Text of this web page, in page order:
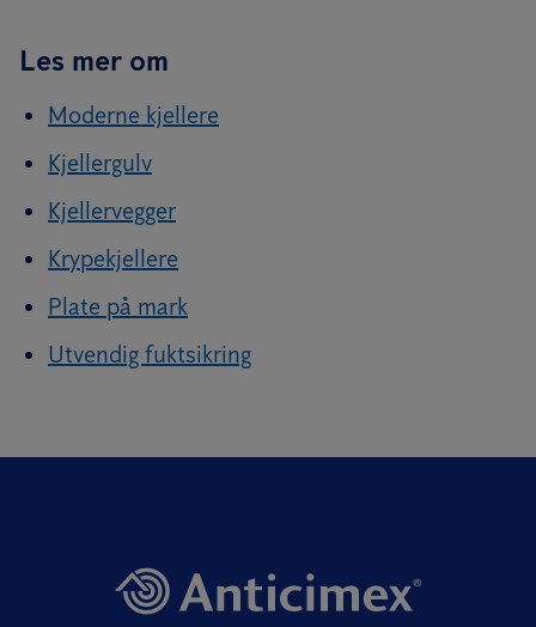
Les mer om
Moderne kjellere
Kjellergulv
Kjellervegger
Krypekjellere
Plate på mark
Utvendig fuktsikring